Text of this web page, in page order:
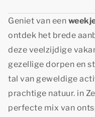
Geniet van een
ontdek het brede
deze veelzijdige
gezellige dorpen en
tal van geweldige
prachtige natuur. in
perfecte mix van